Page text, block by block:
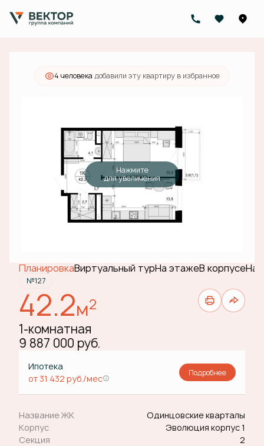
1-комнатная 9 887 000 руб.
Ипотекаот 31 432 руб./мес.
4 человекa добавили эту квартиру в избранное
Нажмите
для увеличения
ПланировкаВиртуальный турНа этажеВ корпусеНа
№127
42.2м2
1-комнатная
9 887 000 руб.
Ипотека
от 31 432 руб./мес
Подробнее
Название ЖК
Одинцовские кварталы
Корпус
Эволюция корпус 1
Секция
2